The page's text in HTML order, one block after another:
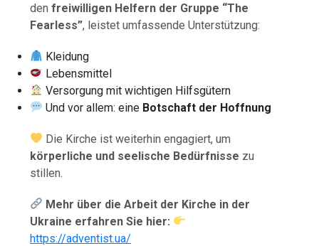
denfreiwilligen Helfern der Gruppe “The
Fearless”, leistet umfassende Unterstützung:
Kleidung
Lebensmittel
Versorgung mit wichtigen Hilfsgütern
Und vor allem: eine Botschaft der Hoffnung
Die Kirche ist weiterhin engagiert, um
körperliche und seelische Bedürfnisse zu
stillen.
Mehr über die Arbeit der Kirche in der
Ukraine erfahren Sie hier:
https://adventist.ua/